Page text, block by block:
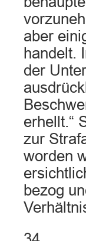
aber
handelt.
der
erhellt.“
zur
worden
bezog